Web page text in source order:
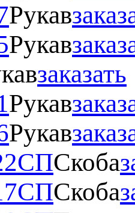
Рукав
Рукав
заказать
Рукав
Рукав
Скоба
Скоба